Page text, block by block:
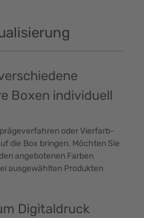
Boxen individuell
oder Vierfarb-
die Box bringen. Möchten Sie
angebotenen Farben
ausgewählten Produkten
Digitaldruck